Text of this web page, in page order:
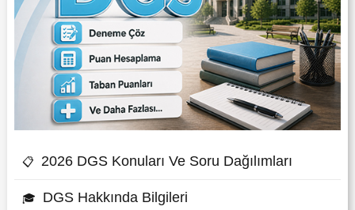
📋 2026 DGS Konuları Ve Soru Dağılımları
🎓 DGS Hakkında Bilgileri